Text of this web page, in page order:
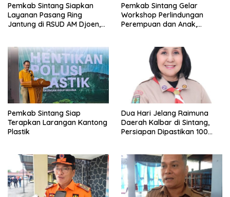
Pemkab Sintang Siapkan
Layanan Pasang Ring
Jantung di RSUD AM Djoen,
Pemkab Sintang Gelar
Workshop Perlindungan
Perempuan dan Anak,
Pemkab Sintang Siap
Terapkan Larangan Kantong
Plastik
Dua Hari Jelang Raimuna
Daerah Kalbar di Sintang,
Persiapan Dipastikan 100